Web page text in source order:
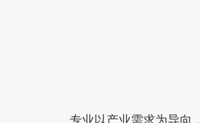
专业以产业需求为导向